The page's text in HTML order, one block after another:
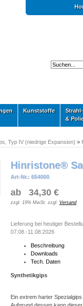
Kunststoffe
Strahl-
&
Typ IV (niedrige Expansion) »
Hinristone®
Art-Nr.: 654000
ab 34,30 €
zzgl. 19% MwSt. zzgl. Versand
Lieferung bei heutiger
07.08.-11.08.2026
Beschreibung
Downloads
Tech. Daten
Synthetikgips
Ein extrem harter